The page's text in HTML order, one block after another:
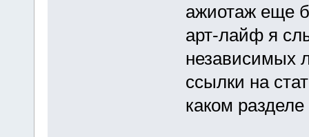
ажиотаж еще
арт-лайф я
независимых
ссылки на
каком разделе